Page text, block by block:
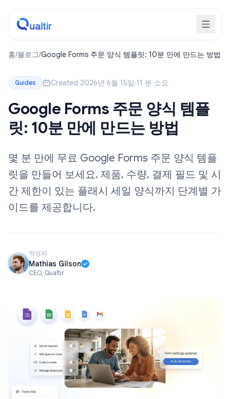
홈/블로그/Google Forms 주문 양식 템플릿: 10분 만에 만드는 방법
Guides Created 2026년 6월 15일·11 분 소요
Google Forms 주문 양식 템플
릿: 10분 만에 만드는 방법
몇 분 만에 무료 Google Forms 주문 양식 템플
릿을 만들어 보세요. 제품, 수량, 결제 필드 및 시
간 제한이 있는 플래시 세일 양식까지 단계별 가
이드를 제공합니다.
작성자
Mathias Gilson
CEO, Qualtir